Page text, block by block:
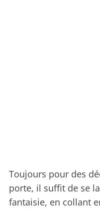
Toujours pour des
porte, il suffit de se
fantaisie, en collant